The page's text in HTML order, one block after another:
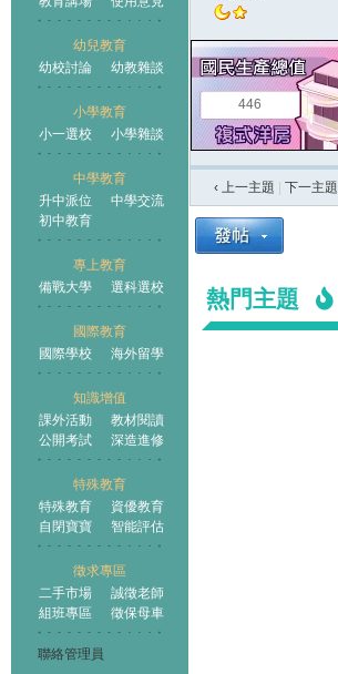
幼兒教育
幼校討論
幼教雜談
小學教育
小一選校
小學雜談
中學教育
升中派位
中學交流
初中教育
專上教育
備戰大學
選科選校
國際教育
國際學校
海外留學
知識增值
課外活動
教材閱讀
公開考試
深造進修
特殊教育
特殊教育
資優教育
自閉寶寶
智能評估
徵求專區
二手市場
誠徵老師
組班專區
徵保母車
聯絡管理員
王國
446
‹ 上一主題 下一主題
熱門主題